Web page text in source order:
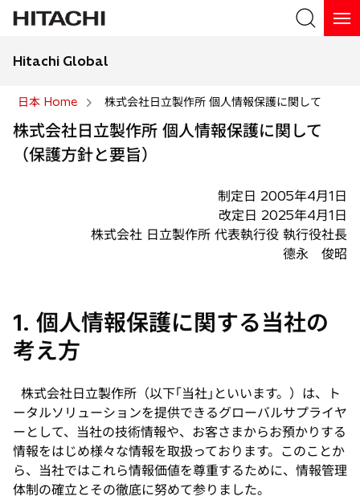
検索
Hitachi Global
日本 Home 株式会社日立製作所 個人情報保護に関して
株式会社日立製作所 個人情報保護に関して
（保護方針と要旨）
制定日 2005年4月1日
改定日 2025年4月1日
株式会社 日立製作所 代表執行役 執行役社長
德永 俊昭
1. 個人情報保護に関する当社の
考え方
株式会社日立製作所（以下｢当社｣といいます。）は、ト
ータルソリューションを提供できるグローバルサプライヤ
ーとして、当社の技術情報や、お客さまからお預かりする
情報をはじめ様々な情報を取扱っております。このことか
ら、当社ではこれら情報価値を尊重するために、情報管理
体制の確立とその徹底に努めて参りました。